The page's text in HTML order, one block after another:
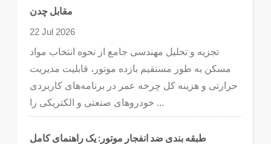
مقابل چدن
22 Jul 2026
تجزیه و تحلیل مهندسی جامع از نحوه انتخاب مواد
مسکن به طور مستقیم بازده موتور، قابلیت مدیریت
حرارتی و هزینه کل چرخه عمر در برنامه‌های کاربردی
خودروهای صنعتی و الکتریکی را ...
طبقه بندی ضد انفجار موتور: یک راهنمای کامل